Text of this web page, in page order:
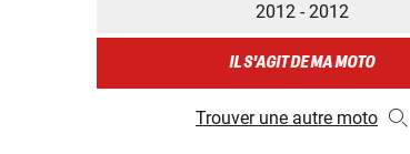
2012 - 2012
IL S'AGIT DE MA MOTO
Trouver une autre moto